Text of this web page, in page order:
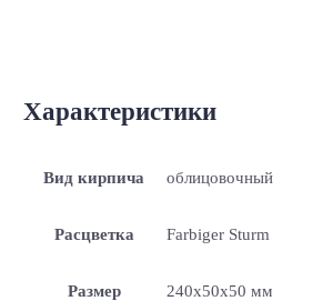
Характеристики
Вид кирпича облицовочный
Расцветка Farbiger Sturm
Размер 240x50x50 мм